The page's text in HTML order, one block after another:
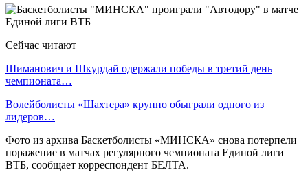
Сейчас читают
Шиманович и Шкурдай одержали победы в третий день
чемпионата…
Волейболисты «Шахтера» крупно обыграли одного из
лидеров…
Фото из архива Баскетболисты «МИНСКА» снова потерпели
поражение в матчах регулярного чемпионата Единой лиги
ВТБ, сообщает корреспондент БЕЛТА.